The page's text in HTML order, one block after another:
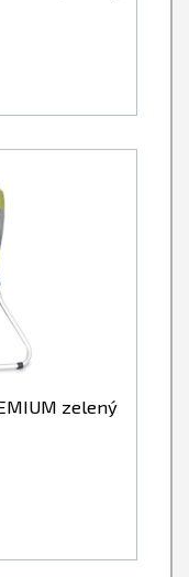
zelený